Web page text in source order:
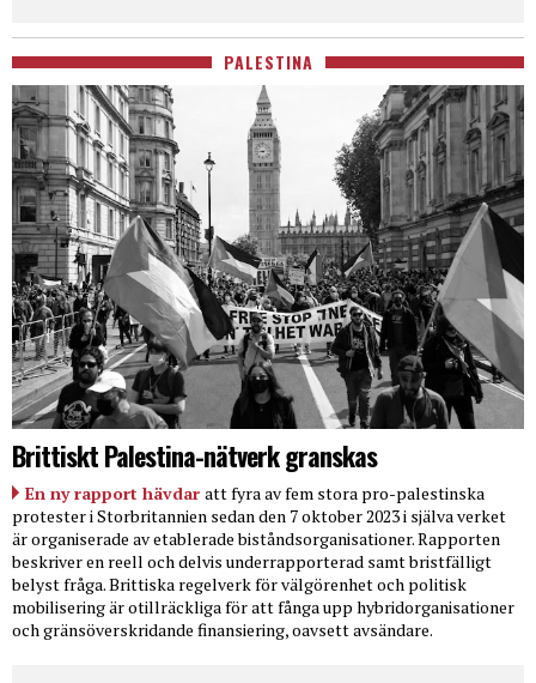
PALESTINA
Brittiskt Palestina-nätverk granskas
En ny rapport hävdar att fyra av fem stora pro-palestinska
protester i Storbritannien sedan den 7 oktober 2023 i själva verket
är organiserade av etablerade biståndsorganisationer. Rapporten
beskriver en reell och delvis underrapporterad samt bristfälligt
belyst fråga. Brittiska regelverk för välgörenhet och politisk
mobilisering är otillräckliga för att fånga upp hybridorganisationer
och gränsöverskridande finansiering, oavsett avsändare.